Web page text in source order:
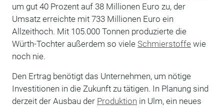
um gut 40 Prozent auf 38 Millionen Euro zu, der
Umsatz erreichte mit 733 Millionen Euro ein
Allzeithoch. Mit 105.000 Tonnen produzierte die
Würth-Tochter außerdem so viele Schmierstoffe wie
noch nie.
Den Ertrag benötigt das Unternehmen, um nötige
Investitionen in die Zukunft zu tätigen. In Planung sind
derzeit der Ausbau der Produktion in Ulm, ein neues